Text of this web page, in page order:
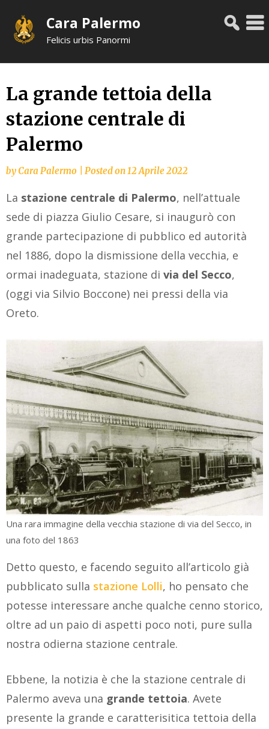
content
Cara Palermo
Felicis urbis Panormi
La grande tettoia della
stazione centrale di
Palermo
byCara Palermo Posted on12 Aprile 2022
La stazione centrale di Palermo, nell’attuale
sede di piazza Giulio Cesare, si inaugurò con
grande partecipazione di pubblico ed autorità
nel 1886, dopo la dismissione della vecchia, e
ormai inadeguata, stazione di via del Secco,
(oggi via Silvio Boccone) nei pressi della via
Oreto.
Una rara immagine della vecchia stazione di via del Secco, in
una foto del 1863
Detto questo, e facendo seguito all’articolo già
pubblicato sulla stazione Lolli, ho pensato che
potesse interessare anche qualche cenno storico,
oltre ad un paio di aspetti poco noti, pure sulla
nostra odierna stazione centrale.
Ebbene, la notizia è che la stazione centrale di
Palermo aveva una grande tettoia. Avete
presente la grande e caratterisitica tettoia della